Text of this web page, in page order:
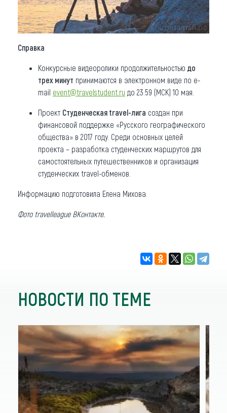
Справка
Конкурсные видеоролики продолжительностью до
трех минут принимаются в электронном виде по e-
mail event@travelstudent.ru до 23:59 (МСК) 10 мая.
Проект Студенческая travel-лига создан при
финансовой поддержке «Русского географического
общества» в 2017 году. Среди основных целей
проекта – разработка студенческих маршрутов для
самостоятельных путешественников и организация
студенческих travel-обменов.
Информацию подготовила Елена Михова.
Фото travelleague ВКонтакте.
НОВОСТИ ПО ТЕМЕ